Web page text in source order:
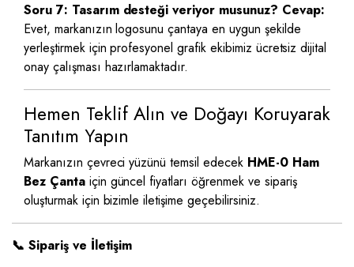
Soru 7: Tasarım desteği veriyor musunuz? Cevap:
Evet, markanızın logosunu çantaya en uygun şekilde
yerleştirmek için profesyonel grafik ekibimiz ücretsiz dijital
onay çalışması hazırlamaktadır.
Hemen Teklif Alın ve Doğayı Koruyarak
Tanıtım Yapın
Markanızın çevreci yüzünü temsil edecek HME-0 Ham
Bez Çantaiçin güncel fiyatları öğrenmek ve sipariş
oluşturmak için bizimle iletişime geçebilirsiniz.
📞 Sipariş ve İletişim